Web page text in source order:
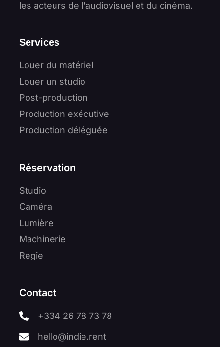
les acteurs de l’audiovisuel et du cinéma.
Services
Louer du matériel
Louer un studio
Post-production
Production exécutive
Production déléguée
Réservation
Studio
Caméra
Lumière
Machinerie
Régie
Contact
+334 26 78 73 78
hello@indie.rent